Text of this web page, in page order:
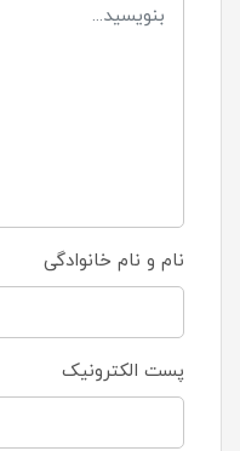
نام و نام خانوادگی
پست الکترونیک